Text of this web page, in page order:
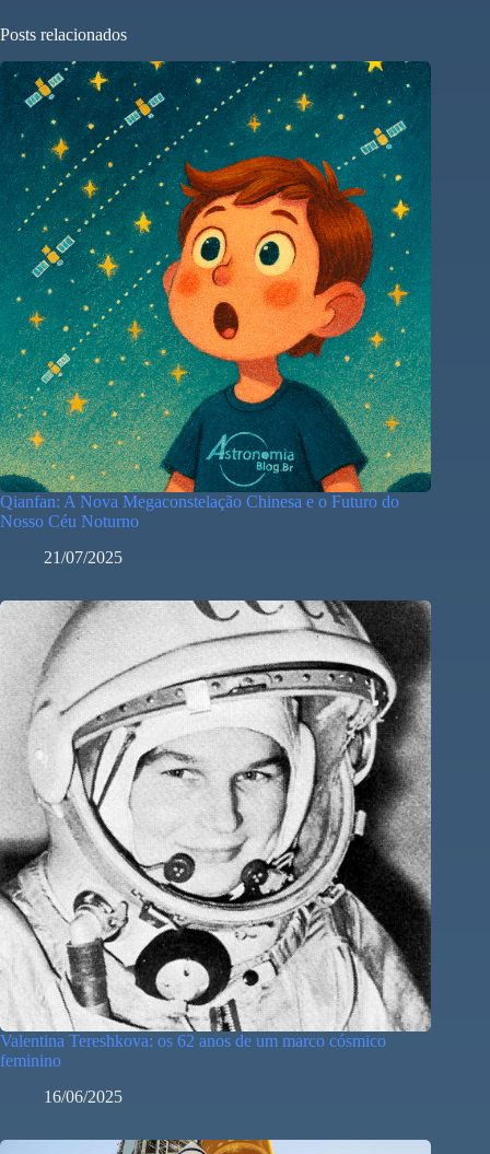
Posts relacionados
Qianfan: A Nova Megaconstelação Chinesa e o Futuro do
Nosso Céu Noturno
21/07/2025
Valentina Tereshkova: os 62 anos de um marco cósmico
feminino
16/06/2025